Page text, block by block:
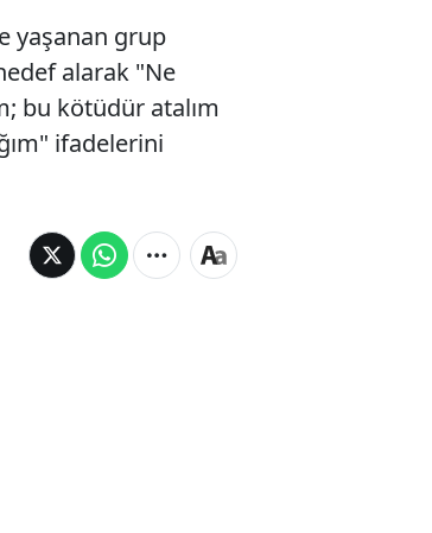
yaşanan grup
alarak "Ne
bu kötüdür atalım
ifadelerini